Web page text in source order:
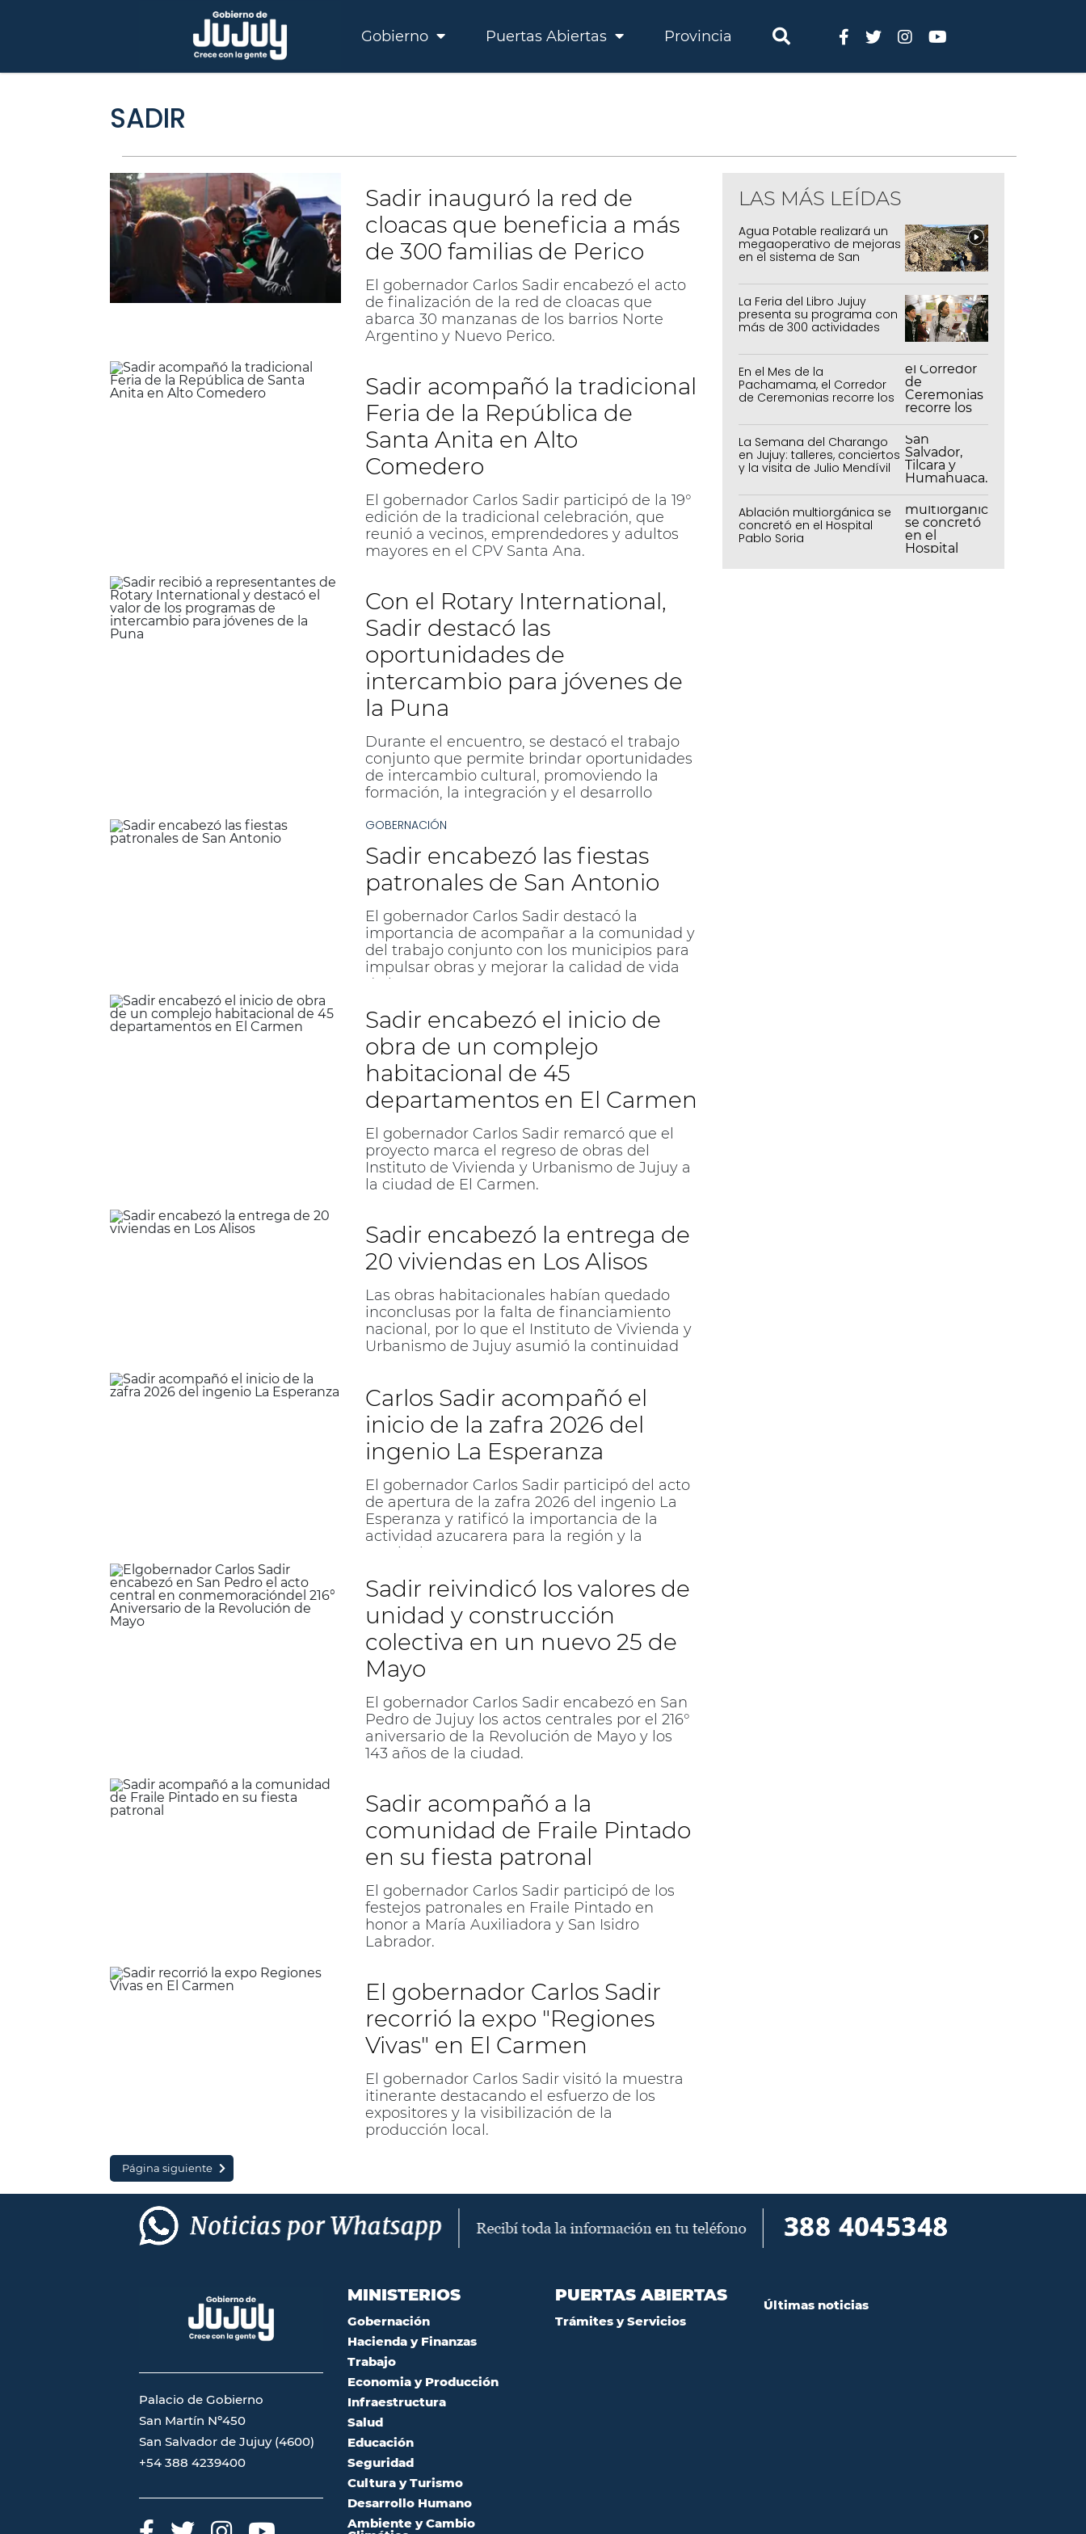
Gobierno Puertas Abiertas Provincia
SADIR
Sadir inauguró la red de
cloacas que beneficia a más
de 300 familias de Perico
El gobernador Carlos Sadir encabezó el acto
de finalización de la red de cloacas que
abarca 30 manzanas de los barrios Norte
Argentino y Nuevo Perico.
Sadir acompañó la tradicional
Feria de la República de
Santa Anita en Alto
Comedero
El gobernador Carlos Sadir participó de la 19°
edición de la tradicional celebración, que
reunió a vecinos, emprendedores y adultos
mayores en el CPV Santa Ana.
Con el Rotary International,
Sadir destacó las
oportunidades de
intercambio para jóvenes de
la Puna
Durante el encuentro, se destacó el trabajo
conjunto que permite brindar oportunidades
de intercambio cultural, promoviendo la
formación, la integración y el desarrollo
GOBERNACIÓN
Sadir encabezó las fiestas
patronales de San Antonio
El gobernador Carlos Sadir destacó la
importancia de acompañar a la comunidad y
del trabajo conjunto con los municipios para
impulsar obras y mejorar la calidad de vida
de la gente.
Sadir encabezó el inicio de
obra de un complejo
habitacional de 45
departamentos en El Carmen
El gobernador Carlos Sadir remarcó que el
proyecto marca el regreso de obras del
Instituto de Vivienda y Urbanismo de Jujuy a
la ciudad de El Carmen.
Sadir encabezó la entrega de
20 viviendas en Los Alisos
Las obras habitacionales habían quedado
inconclusas por la falta de financiamiento
nacional, por lo que el Instituto de Vivienda y
Urbanismo de Jujuy asumió la continuidad
Carlos Sadir acompañó el
inicio de la zafra 2026 del
ingenio La Esperanza
El gobernador Carlos Sadir participó del acto
de apertura de la zafra 2026 del ingenio La
Esperanza y ratificó la importancia de la
actividad azucarera para la región y la
provincia.
Sadir reivindicó los valores de
unidad y construcción
colectiva en un nuevo 25 de
Mayo
El gobernador Carlos Sadir encabezó en San
Pedro de Jujuy los actos centrales por el 216°
aniversario de la Revolución de Mayo y los
143 años de la ciudad.
Sadir acompañó a la
comunidad de Fraile Pintado
en su fiesta patronal
El gobernador Carlos Sadir participó de los
festejos patronales en Fraile Pintado en
honor a María Auxiliadora y San Isidro
Labrador.
El gobernador Carlos Sadir
recorrió la expo "Regiones
Vivas" en El Carmen
El gobernador Carlos Sadir visitó la muestra
itinerante destacando el esfuerzo de los
expositores y la visibilización de la
producción local.
Página siguiente
LAS MÁS LEÍDAS
Agua Potable realizará un
megaoperativo de mejoras
en el sistema de San
La Feria del Libro Jujuy
presenta su programa con
más de 300 actividades
En el Mes de la
Pachamama, el Corredor
de Ceremonias recorre los
capital
La Semana del Charango
en Jujuy: talleres, conciertos
y la visita de Julio Mendívil
Ablación multiorgánica se
concretó en el Hospital
Pablo Soria
Palacio de Gobierno
San Martín Nº450
San Salvador de Jujuy (4600)
+54 388 4239400
MINISTERIOS
Gobernación
Hacienda y Finanzas
Trabajo
Economia y Producción
Infraestructura
Salud
Educación
Seguridad
Cultura y Turismo
Desarrollo Humano
Ambiente y Cambio
PUERTAS ABIERTAS
Trámites y Servicios
Últimas noticias